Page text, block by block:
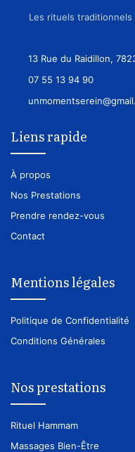
Les rituels traditionnels
13 Rue du Raidillon,
07 55 13 94 90
Liens rapide
À propos
Nos Prestations
Prendre rendez-vous
Contact
Mentions légales
Politique de Confidentialité
Conditions Générales
Nos prestations
Rituel Hammam
Massages Bien-Être